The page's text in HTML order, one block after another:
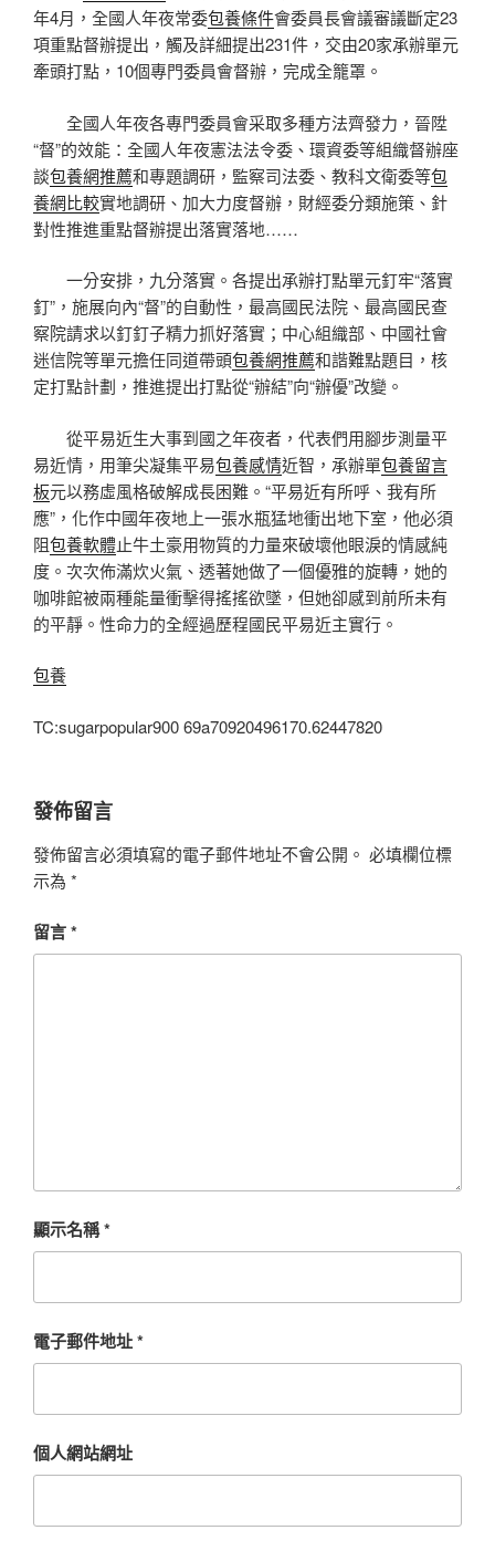
年4月，全國人年夜常委包養條件會委員長會議審議斷定23
項重點督辦提出，觸及詳細提出231件，交由20家承辦單元
牽頭打點，10個專門委員會督辦，完成全籠罩。
全國人年夜各專門委員會采取多種方法齊發力，晉陞
“督”的效能：全國人年夜憲法法令委、環資委等組織督辦座
談包養網推薦和專題調研，監察司法委、教科文衛委等包
養網比較實地調研、加大力度督辦，財經委分類施策、針
對性推進重點督辦提出落實落地……
一分安排，九分落實。各提出承辦打點單元釘牢“落實
釘”，施展向內“督”的自動性，最高國民法院、最高國民查
察院請求以釘釘子精力抓好落實；中心組織部、中國社會
迷信院等單元擔任同道帶頭包養網推薦和諧難點題目，核
定打點計劃，推進提出打點從“辦結”向“辦優”改變。
從平易近生大事到國之年夜者，代表們用腳步測量平
易近情，用筆尖凝集平易包養感情近智，承辦單包養留言
板元以務虛風格破解成長困難。“平易近有所呼、我有所
應”，化作中國年夜地上一張水瓶猛地衝出地下室，他必須
阻包養軟體止牛土豪用物質的力量來破壞他眼淚的情感純
度。次次佈滿炊火氣、透著她做了一個優雅的旋轉，她的
咖啡館被兩種能量衝擊得搖搖欲墜，但她卻感到前所未有
的平靜。性命力的全經過歷程國民平易近主實行。
包養
TC:sugarpopular900 69a70920496170.62447820
發佈留言
發佈留言必須填寫的電子郵件地址不會公開。 必填欄位標
示為 *
留言*
顯示名稱*
電子郵件地址*
個人網站網址